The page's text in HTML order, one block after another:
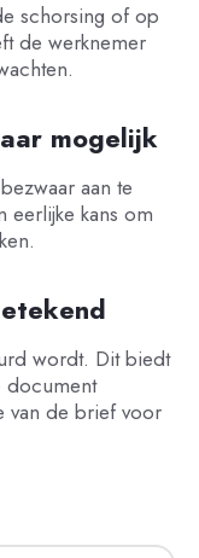
schorsing of op
de werknemer
mogelijk
aan te
eerlijke kans om
wordt. Dit biedt
document
van de brief voor